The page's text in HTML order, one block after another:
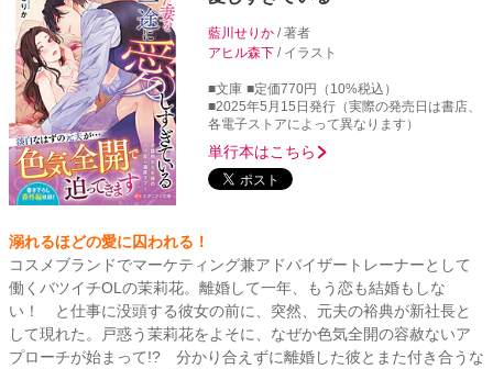
藍川せりか/ 著者
アヒル森下 / イラスト
■文庫 ■定価770円（10%税込）
■2025年5月15日発行（実際の発売日は書店、
各電子ストアによって異なります）
単行本はこちら
溺れるほどの愛に囚われる！
コスメブランドでマーケティング兼アドバイザートレーナーとして
働くバツイチOLの茉莉花。離婚して一年、もう恋も結婚もしな
い！ と仕事に没頭する彼女の前に、突然、元夫の裕典が新社長と
して現れた。戸惑う茉莉花をよそに、なぜか色気全開の容赦ないア
プローチが始まって!? 分かり合えずに離婚した彼とまた付き合うな